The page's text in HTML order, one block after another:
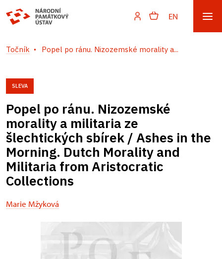
EN
Točník Popel po ránu. Nizozemské morality a...
SLEVA
Popel po ránu. Nizozemské
morality a militaria ze
šlechtických sbírek / Ashes in the
Morning. Dutch Morality and
Militaria from Aristocratic
Collections
Marie Mžyková